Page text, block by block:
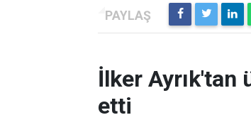
İlker Ayrık'tan
etti